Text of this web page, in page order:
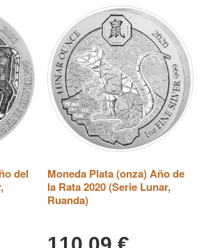
del
Moneda Plata (onza) Año de
la Rata 2020 (Serie Lunar,
Ruanda)